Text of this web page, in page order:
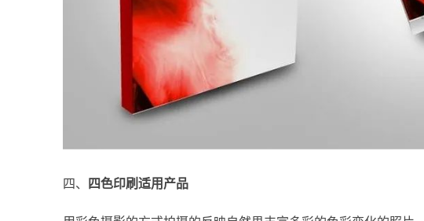
四、 四色印刷适用产品